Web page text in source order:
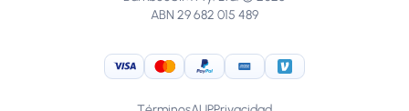
ABN 29 682 015 489
Visa MasterCard
PayPal American Express
Venmo